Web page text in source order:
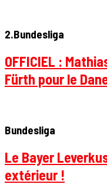
2.Bundesliga
OFFICIEL :
Fürth pour le
Bundesliga
Le Bayer
extérieur !